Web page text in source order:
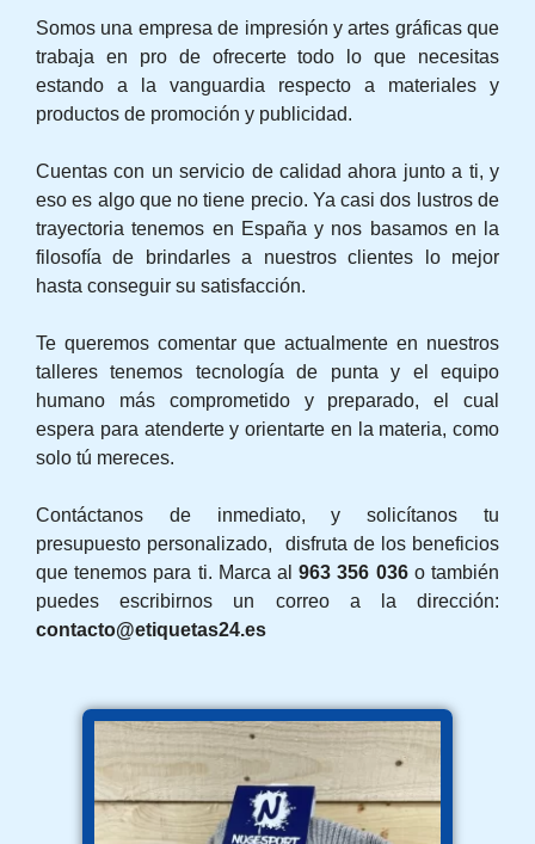
Somos una empresa de impresión y artes gráficas que
trabaja en pro de ofrecerte todo lo que necesitas
estando a la vanguardia respecto a materiales y
productos de promoción y publicidad.
Cuentas con un servicio de calidad ahora junto a ti, y
eso es algo que no tiene precio. Ya casi dos lustros de
trayectoria tenemos en España y nos basamos en la
filosofía de brindarles a nuestros clientes lo mejor
hasta conseguir su satisfacción.
Te queremos comentar que actualmente en nuestros
talleres tenemos tecnología de punta y el equipo
humano más comprometido y preparado, el cual
espera para atenderte y orientarte en la materia, como
solo tú mereces.
Contáctanos de inmediato, y solicítanos tu
presupuesto personalizado, disfruta de los beneficios
que tenemos para ti. Marca al963 356 036o también
puedes escribirnos un correo a la dirección:
contacto@etiquetas24.es